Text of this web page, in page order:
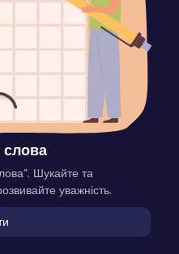
Шукайте та
уважність.